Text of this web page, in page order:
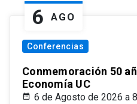
6 AGO
Conferencias
Conmemoración 50
Economía UC
6 de Agosto de 2026 a